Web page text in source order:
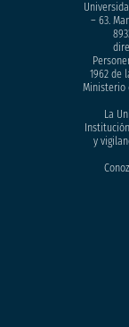
– 63.
1962 de
Ministerio
La
y